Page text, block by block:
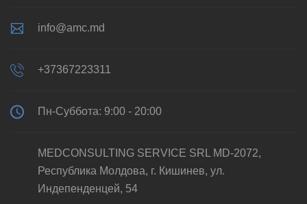
info@amc.md
+37367223311
Пн-Суббота: 9:00 - 20:00
MEDCONSULTING SERVICE SRL MD-2072,
Республика Молдова, г. Кишинев, ул.
Индепенденцей, 54